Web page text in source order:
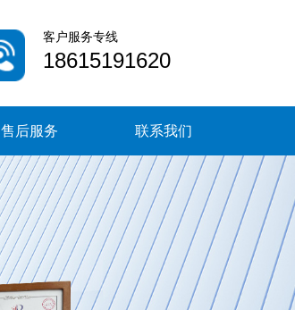
客户服务专线
18615191620
售后服务 联系我们